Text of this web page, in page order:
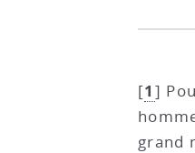
[1 ]
grand